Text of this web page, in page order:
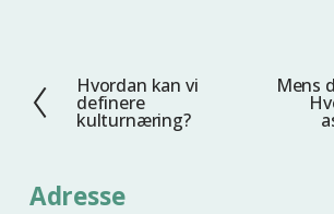
F
o
i
Hvordan kan vi
definere
kulturnæring?
Mens
Adresse